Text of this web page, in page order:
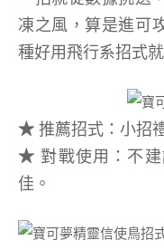
凍之風，算是進可
種好用飛行系招式就
★ 推薦招式：小招
★對戰使用：不
佳。